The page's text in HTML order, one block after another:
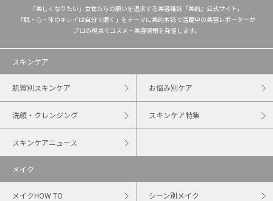
「美しくなりたい」女性たちの願いを追求する美容雑誌『美的』公式サイト。
「肌・心・体のキレイは自分で磨く」をテーマに美的本誌で活躍中の美容レポーターが
プロの視点でコスメ・美容情報を発信します。
スキンケア
肌質別スキンケア お悩み別ケア
洗顔・クレンジング スキンケア特集
スキンケアニュース
メイク
メイクHOW TO シーン別メイク